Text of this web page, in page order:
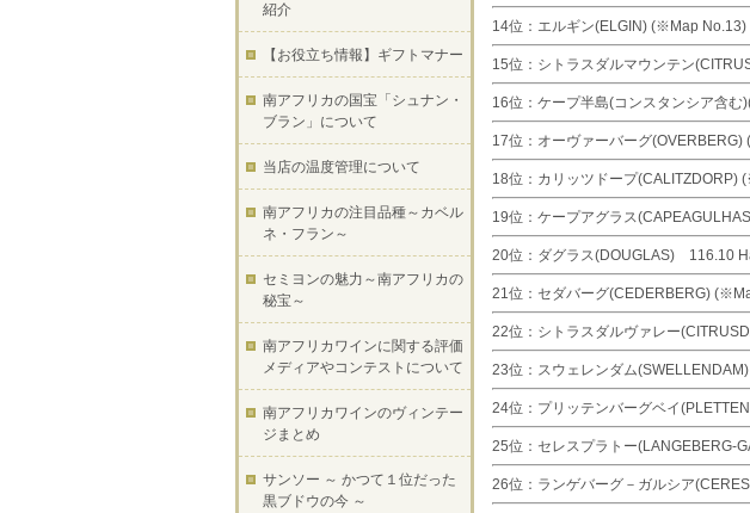
14位：エルギン(ELGIN) (※Map
15位：シトラスダルマウンテン
16位：ケープ半島(コンスタンシア含
17位：オーヴァーバーグ
18位：カリッツドープ
19位：ケープアグラス
20位：ダグラス(DOUGLAS) 116.10
21位：セダバーグ(CEDERBERG)
22位：シトラスダルヴァレー
23位：スウェレンダム
24位：プリッテンバーグベイ
25位：セレスプラトー
26位：ランゲバーグ－ガルシア
紹介
【お役立ち情報】ギフトマナー
南アフリカの国宝「シュナン・
ブラン」について
当店の温度管理について
南アフリカの注目品種～カベル
ネ・フラン～
セミヨンの魅力～南アフリカの
秘宝～
南アフリカワインに関する評価
メディアやコンテストについて
南アフリカワインのヴィンテー
ジまとめ
サンソー ～ かつて１位だった
黒ブドウの今 ～